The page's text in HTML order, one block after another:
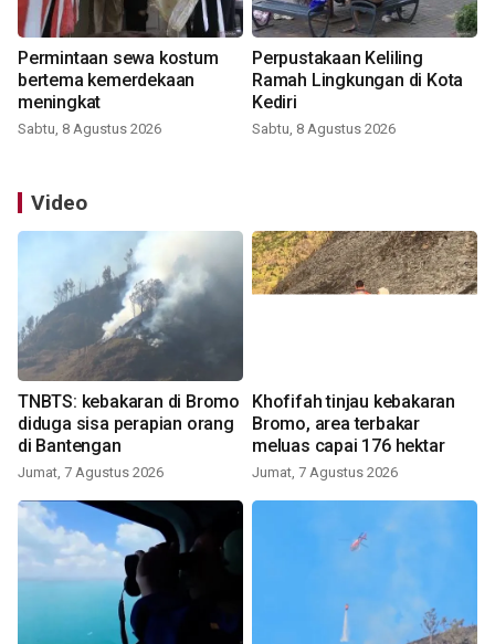
Permintaan sewa kostum
bertema kemerdekaan
meningkat
Sabtu, 8 Agustus 2026
Perpustakaan Keliling
Ramah Lingkungan di Kota
Kediri
Sabtu, 8 Agustus 2026
Video
TNBTS: kebakaran di Bromo
diduga sisa perapian orang
di Bantengan
Jumat, 7 Agustus 2026
Khofifah tinjau kebakaran
Bromo, area terbakar
meluas capai 176 hektar
Jumat, 7 Agustus 2026